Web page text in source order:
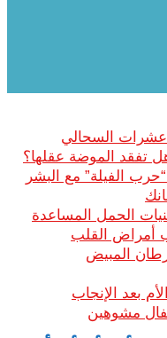
عشرات السحالي
“حرب الفيلة” مع البشر
الحمل المساعدة
أمراض القلب
المبيض
بعد الإنجاب
مشوهين